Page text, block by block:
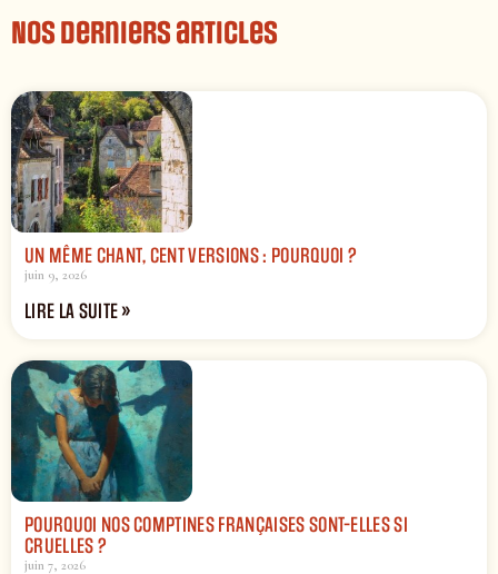
Nos derniers articles
UN MÊME CHANT, CENT VERSIONS : POURQUOI ?
juin 9, 2026
LIRE LA SUITE »
POURQUOI NOS COMPTINES FRANÇAISES SONT-ELLES SI
CRUELLES ?
juin 7, 2026